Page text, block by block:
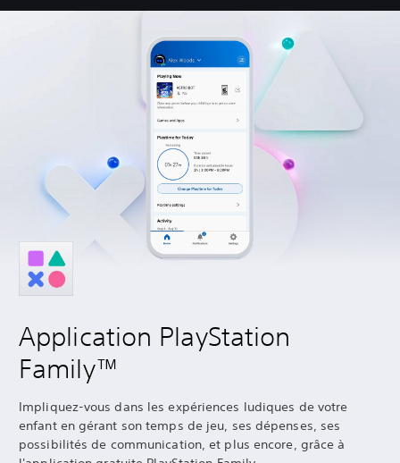
Application PlayStation
Family™
Impliquez-vous dans les expériences ludiques de votre
enfant en gérant son temps de jeu, ses dépenses, ses
possibilités de communication, et plus encore, grâce à